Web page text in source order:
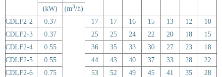
(kW)
(m3/h)
CDLF2-2
0.37 17 17 16 15 13 12
10
CDLF2-3
0.37 25 25 24 22 20 18
15
CDLF2-4
0.55 36 35 33 30 27 23
18
CDLF2-5
0.55 44 43 40 37 33 28
22
CDLF2-6
0.75 53 52 49 45 41 35
28